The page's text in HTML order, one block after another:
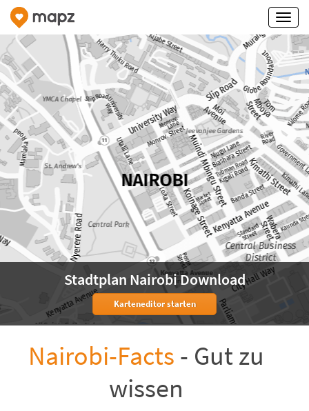
Stadtplan Nairobi Download
Karteneditor starten
Nairobi-Facts - Gut zu
wissen